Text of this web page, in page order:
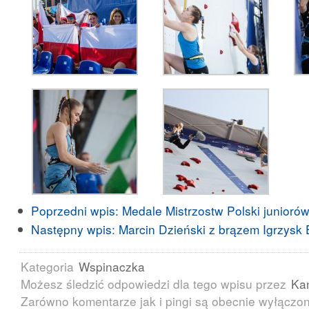
Poprzedni wpis: Medale Mistrzostw Polski
Następny wpis: Marcin Dzieński z brązem Igrzysk
Kategoria Wspinaczka
Możesz śledzić odpowiedzi dla tego wpisu przez
Zarówno komentarze jak i pingi są obecnie